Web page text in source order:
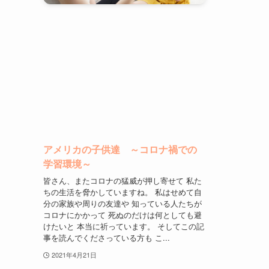
アメリカの子供達 ～コロナ禍での
学習環境～
皆さん、またコロナの猛威が押し寄せて 私た
ちの生活を脅かしていますね。 私はせめて自
分の家族や周りの友達や 知っている人たちが
コロナにかかって 死ぬのだけは何としても避
けたいと 本当に祈っています。 そしてこの記
事を読んでくださっている方も こ...
2021年4月21日